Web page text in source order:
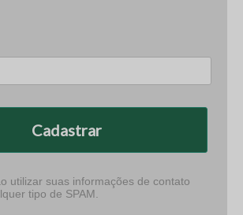
Cadastrar
utilizar suas informações de contato
tipo de SPAM.